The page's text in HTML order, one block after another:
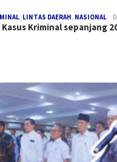
, LINTAS DAERAH, NASIONAL
Kasus Kriminal sepanjang